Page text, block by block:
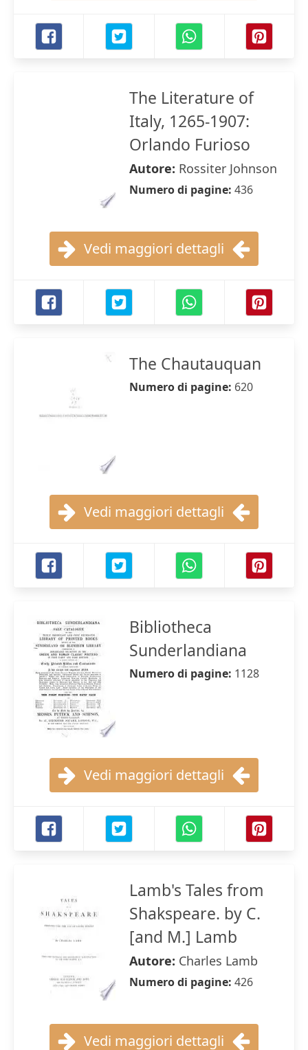
The Literature of
Italy, 1265-1907:
Orlando Furioso
Autore: Rossiter Johnson
Numero di pagine: 436
Vedi maggiori dettagli
The Chautauquan
Numero di pagine: 620
Vedi maggiori dettagli
Bibliotheca
Sunderlandiana
Numero di pagine: 1128
Vedi maggiori dettagli
Lamb's Tales from
Shakspeare. by C.
[and M.] Lamb
Autore: Charles Lamb
Numero di pagine: 426
Vedi maggiori dettagli